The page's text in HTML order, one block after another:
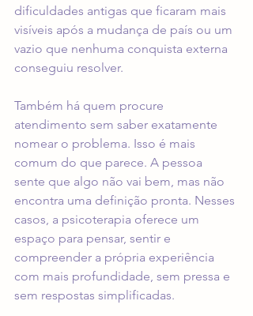
dificuldades antigas que ficaram mais
visíveis após a mudança de país ou um
vazio que nenhuma conquista externa
conseguiu resolver.
Também há quem procure
atendimento sem saber exatamente
nomear o problema. Isso é mais
comum do que parece. A pessoa
sente que algo não vai bem, mas não
encontra uma definição pronta. Nesses
casos, a psicoterapia oferece um
espaço para pensar, sentir e
compreender a própria experiência
com mais profundidade, sem pressa e
sem respostas simplificadas.